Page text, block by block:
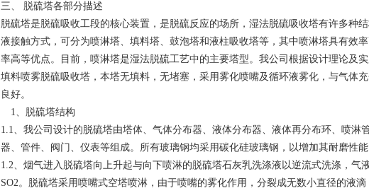
三、 脱硫塔各部分描述
脱硫塔是脱硫吸收工段的核心装置，是脱硫反应的场所，湿法脱硫吸收塔有许多种
液接触方式，可分为喷淋塔、填料塔、鼓泡塔和液柱吸收塔等，其中喷淋塔具有效
率高等优点。目前，喷淋塔是湿法脱硫工艺中的主要塔型。我公司根据设计理论及
填料喷雾脱硫吸收塔，本塔无填料，无堵塞，采用雾化喷嘴及循环液雾化，与气体
良好。
1、脱硫塔结构
1.1、我公司设计的脱硫塔由塔体、气体分布器、液体分布器、液体再分布环、喷淋
器、管件、阀门、仪表等组成。所有玻璃钢均采用碳化硅玻璃钢，以增加其耐磨性能
1.2、烟气进入脱硫塔向上升起与向下喷淋的脱硫塔石灰乳洗涤液以逆流式洗涤，气
SO2。脱硫塔采用喷嘴式空塔喷淋，由于喷嘴的雾化作用，分裂成无数小直径的液